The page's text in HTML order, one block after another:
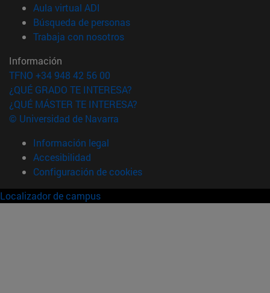
Aula virtual ADI
Búsqueda de personas(abre en nueva ventana)
Trabaja con nosotros(abre en nueva ventana)
Información
TFNO +34 948 42 56 00
¿QUÉ GRADO TE INTERESA?
¿QUÉ MÁSTER TE INTERESA?
© Universidad de Navarra
Información legal
Accesibilidad
Configuración de cookies
Localizador de campus